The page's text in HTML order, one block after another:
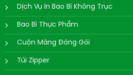
Dịch Vụ In Bao Bì Không Trục
Bao Bì Thực Phẩm
Cuộn Màng Đóng Gói
Túi Zipper